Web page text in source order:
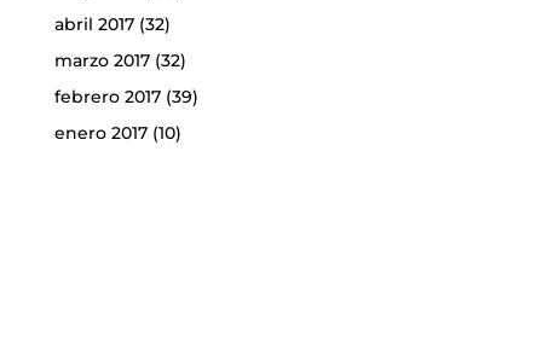
abril 2017(32)
marzo 2017(32)
febrero 2017(39)
enero 2017(10)